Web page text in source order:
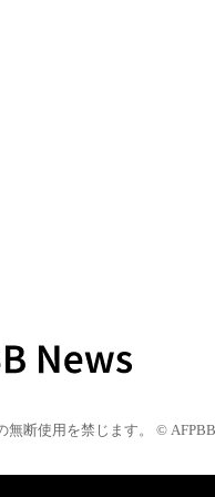
無断使用を禁じます。 © AFPBB